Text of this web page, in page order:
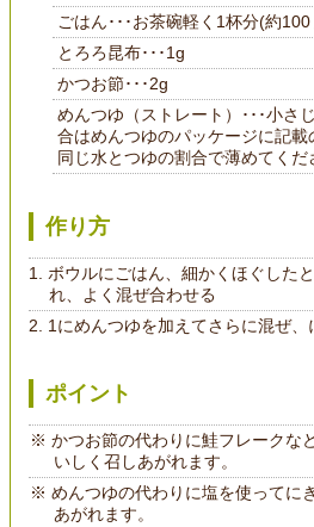
ごはん･･･お茶碗軽く1杯分(約100
とろろ昆布･･･1g
かつお節･･･2g
めんつゆ（ストレート）･･･小さ
合はめんつゆのパッケージに記載
同じ水とつゆの割合で薄めてくだ
作り方
ボウルにごはん、細かくほぐした
れ、よく混ぜ合わせる
1にめんつゆを加えてさらに混ぜ、
ポイント
かつお節の代わりに鮭フレークな
いしく召しあがれます。
めんつゆの代わりに塩を使ってに
あがれます。